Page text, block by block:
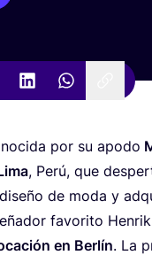
por su apo­do
, Perú, que
de moda y
favo­ri­to
en Ber­lín. La